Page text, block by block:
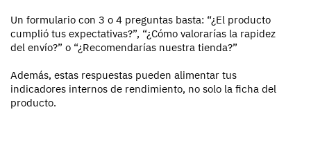
Un formulario con 3 o 4 preguntas basta: “¿El producto
cumplió tus expectativas?”, “¿Cómo valorarías la rapidez
del envío?” o “¿Recomendarías nuestra tienda?”
Además, estas respuestas pueden alimentar tus
indicadores internos de rendimiento, no solo la ficha del
producto.